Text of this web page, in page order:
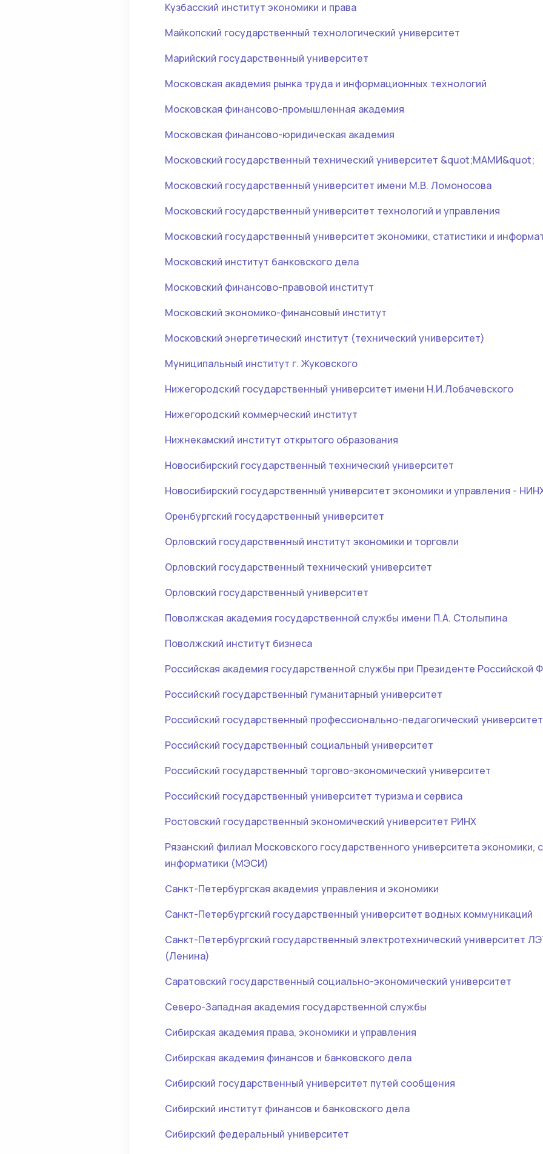
Кузбасский институт экономики и права
Майкопский государственный технологический университет
Марийский государственный университет
Московская академия рынка труда и информационных технологий
Московская финансово-промышленная академия
Московская финансово-юридическая академия
Московский государственный технический университет &quot;МАМИ&quot;
Московский государственный университет имени М.В. Ломоносова
Московский государственный университет технологий и управления
Московский государственный университет экономики, статистики и
Московский институт банковского дела
Московский финансово-правовой институт
Московский экономико-финансовый институт
Московский энергетический институт (технический университет)
Муниципальный институт г. Жуковского
Нижегородский государственный университет имени Н.И.Лобачевского
Нижегородский коммерческий институт
Нижнекамский институт открытого образования
Новосибирский государственный технический университет
Новосибирский государственный университет экономики и управления -
Оренбургский государственный университет
Орловский государственный институт экономики и торговли
Орловский государственный технический университет
Орловский государственный университет
Поволжская академия государственной службы имени П.А. Столыпина
Поволжский институт бизнеса
Российская академия государственной службы при Президенте Российской
Российский государственный гуманитарный университет
Российский государственный профессионально-педагогический университет
Российский государственный социальный университет
Российский государственный торгово-экономический университет
Российский государственный университет туризма и сервиса
Ростовский государственный экономический университет РИНХ
Рязанский филиал Московского государственного университета экономики,
информатики (МЭСИ)
Санкт-Петербургская академия управления и экономики
Санкт-Петербургский государственный университет водных коммуникаций
Санкт-Петербургский государственный электротехнический университет
(Ленина)
Саратовский государственный социально-экономический университет
Северо-Западная академия государственной службы
Сибирская академия права, экономики и управления
Сибирская академия финансов и банковского дела
Сибирский государственный университет путей сообщения
Сибирский институт финансов и банковского дела
Сибирский федеральный университет